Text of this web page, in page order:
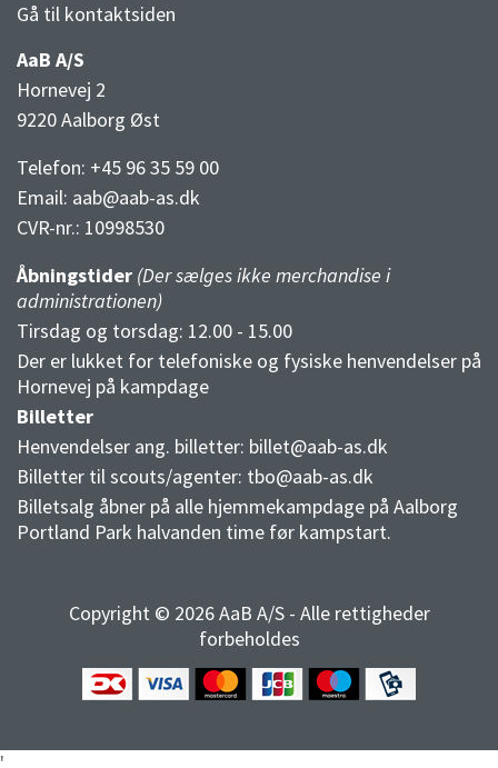
Gå til kontaktsiden
AaB A/S
Hornevej 2
9220 Aalborg Øst
Telefon: +45 96 35 59 00
Email: aab@aab-as.dk
CVR-nr.: 10998530
Åbningstider (Der sælges ikke merchandise i
administrationen)
Tirsdag og torsdag: 12.00 - 15.00
Der er lukket for telefoniske og fysiske henvendelser på
Hornevej på kampdage
Billetter
Henvendelser ang. billetter: billet@aab-as.dk
Billetter til scouts/agenter: tbo@aab-as.dk
Billetsalg åbner på alle hjemmekampdage på Aalborg
Portland Park halvanden time før kampstart.
Copyright © 2026 AaB A/S - Alle rettigheder
forbeholdes